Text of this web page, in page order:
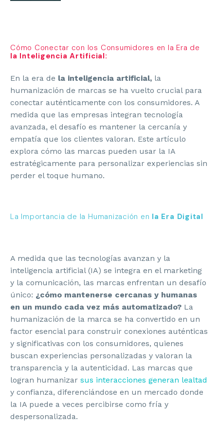
Cómo Conectar con los Consumidores en la Era de
la Inteligencia Artificial:
En la era de la inteligencia artificial, la
humanización de marcas se ha vuelto crucial para
conectar auténticamente con los consumidores. A
medida que las empresas integran tecnología
avanzada, el desafío es mantener la cercanía y
empatía que los clientes valoran. Este artículo
explora cómo las marcas pueden usar la IA
estratégicamente para personalizar experiencias sin
perder el toque humano.
La Importancia de la Humanización en la Era Digital
A medida que las tecnologías avanzan y la
inteligencia artificial (IA) se integra en el marketing
y la comunicación, las marcas enfrentan un desafío
único: ¿cómo mantenerse cercanas y humanas
en un mundo cada vez más automatizado? La
humanización de la marca se ha convertido en un
factor esencial para construir conexiones auténticas
y significativas con los consumidores, quienes
buscan experiencias personalizadas y valoran la
transparencia y la autenticidad. Las marcas que
logran humanizar sus interacciones generan lealtad
y confianza, diferenciándose en un mercado donde
la IA puede a veces percibirse como fría y
despersonalizada.